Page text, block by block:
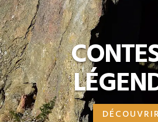
DÉCOUVRIR